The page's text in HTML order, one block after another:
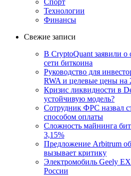
Спорт
Технологии
Финансы
Свежие записи
В CryptoQuant заявили
сети биткоина
Руководство для
RWA и целевые цены на
Кризис ликвидности в
устойчивую модель?
Сотрудник ФРС назвал
способом оплаты
Сложность майнинга
3,15%
Предложение Arbitrum
вызывает критику
Электромобиль Geely
России